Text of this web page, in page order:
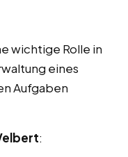
wichtige Rolle in
eines
Aufgaben
: